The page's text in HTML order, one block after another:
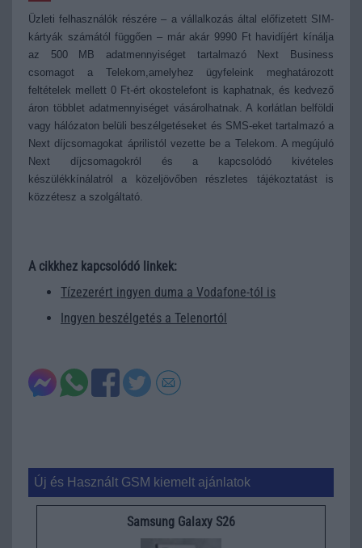
Üzleti felhasználók részére – a vállalkozás által előfizetett SIM-
kártyák számától függően – már akár 9990 Ft havidíjért kínálja
az 500 MB adatmennyiséget tartalmazó Next Business
csomagot a Telekom,amelyhez ügyfeleink meghatározott
feltételek mellett 0 Ft-ért okostelefont is kaphatnak, és kedvező
áron többlet adatmennyiséget vásárolhatnak. A korlátlan belföldi
vagy hálózaton belüli beszélgetéseket és SMS-eket tartalmazó a
Next díjcsomagokat áprilistól vezette be a Telekom. A megújuló
Next díjcsomagokról és a kapcsolódó kivételes
készülékkínálatról a közeljövőben részletes tájékoztatást is
közzétesz a szolgáltató.
A cikkhez kapcsolódó linkek:
Tízezerért ingyen duma a Vodafone-tól is
Ingyen beszélgetés a Telenortól
Új és Használt GSM kiemelt ajánlatok
Samsung Galaxy S26